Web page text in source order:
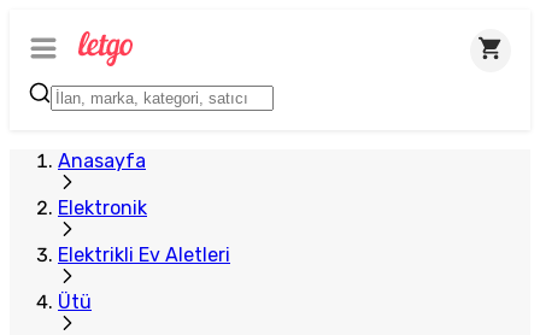
Anasayfa
Elektronik
Elektrikli Ev Aletleri
Ütü